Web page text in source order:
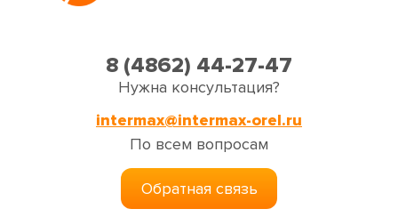
8 (4862) 44-27-47
Нужна консультация?
intermax@intermax-orel.ru
По всем вопросам
Обратная связь